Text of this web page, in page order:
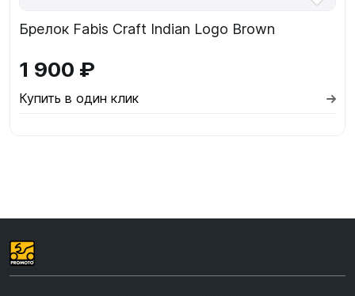
Брелок Fabis Craft Indian Logo Brown
1 900 ₽
Купить в один клик